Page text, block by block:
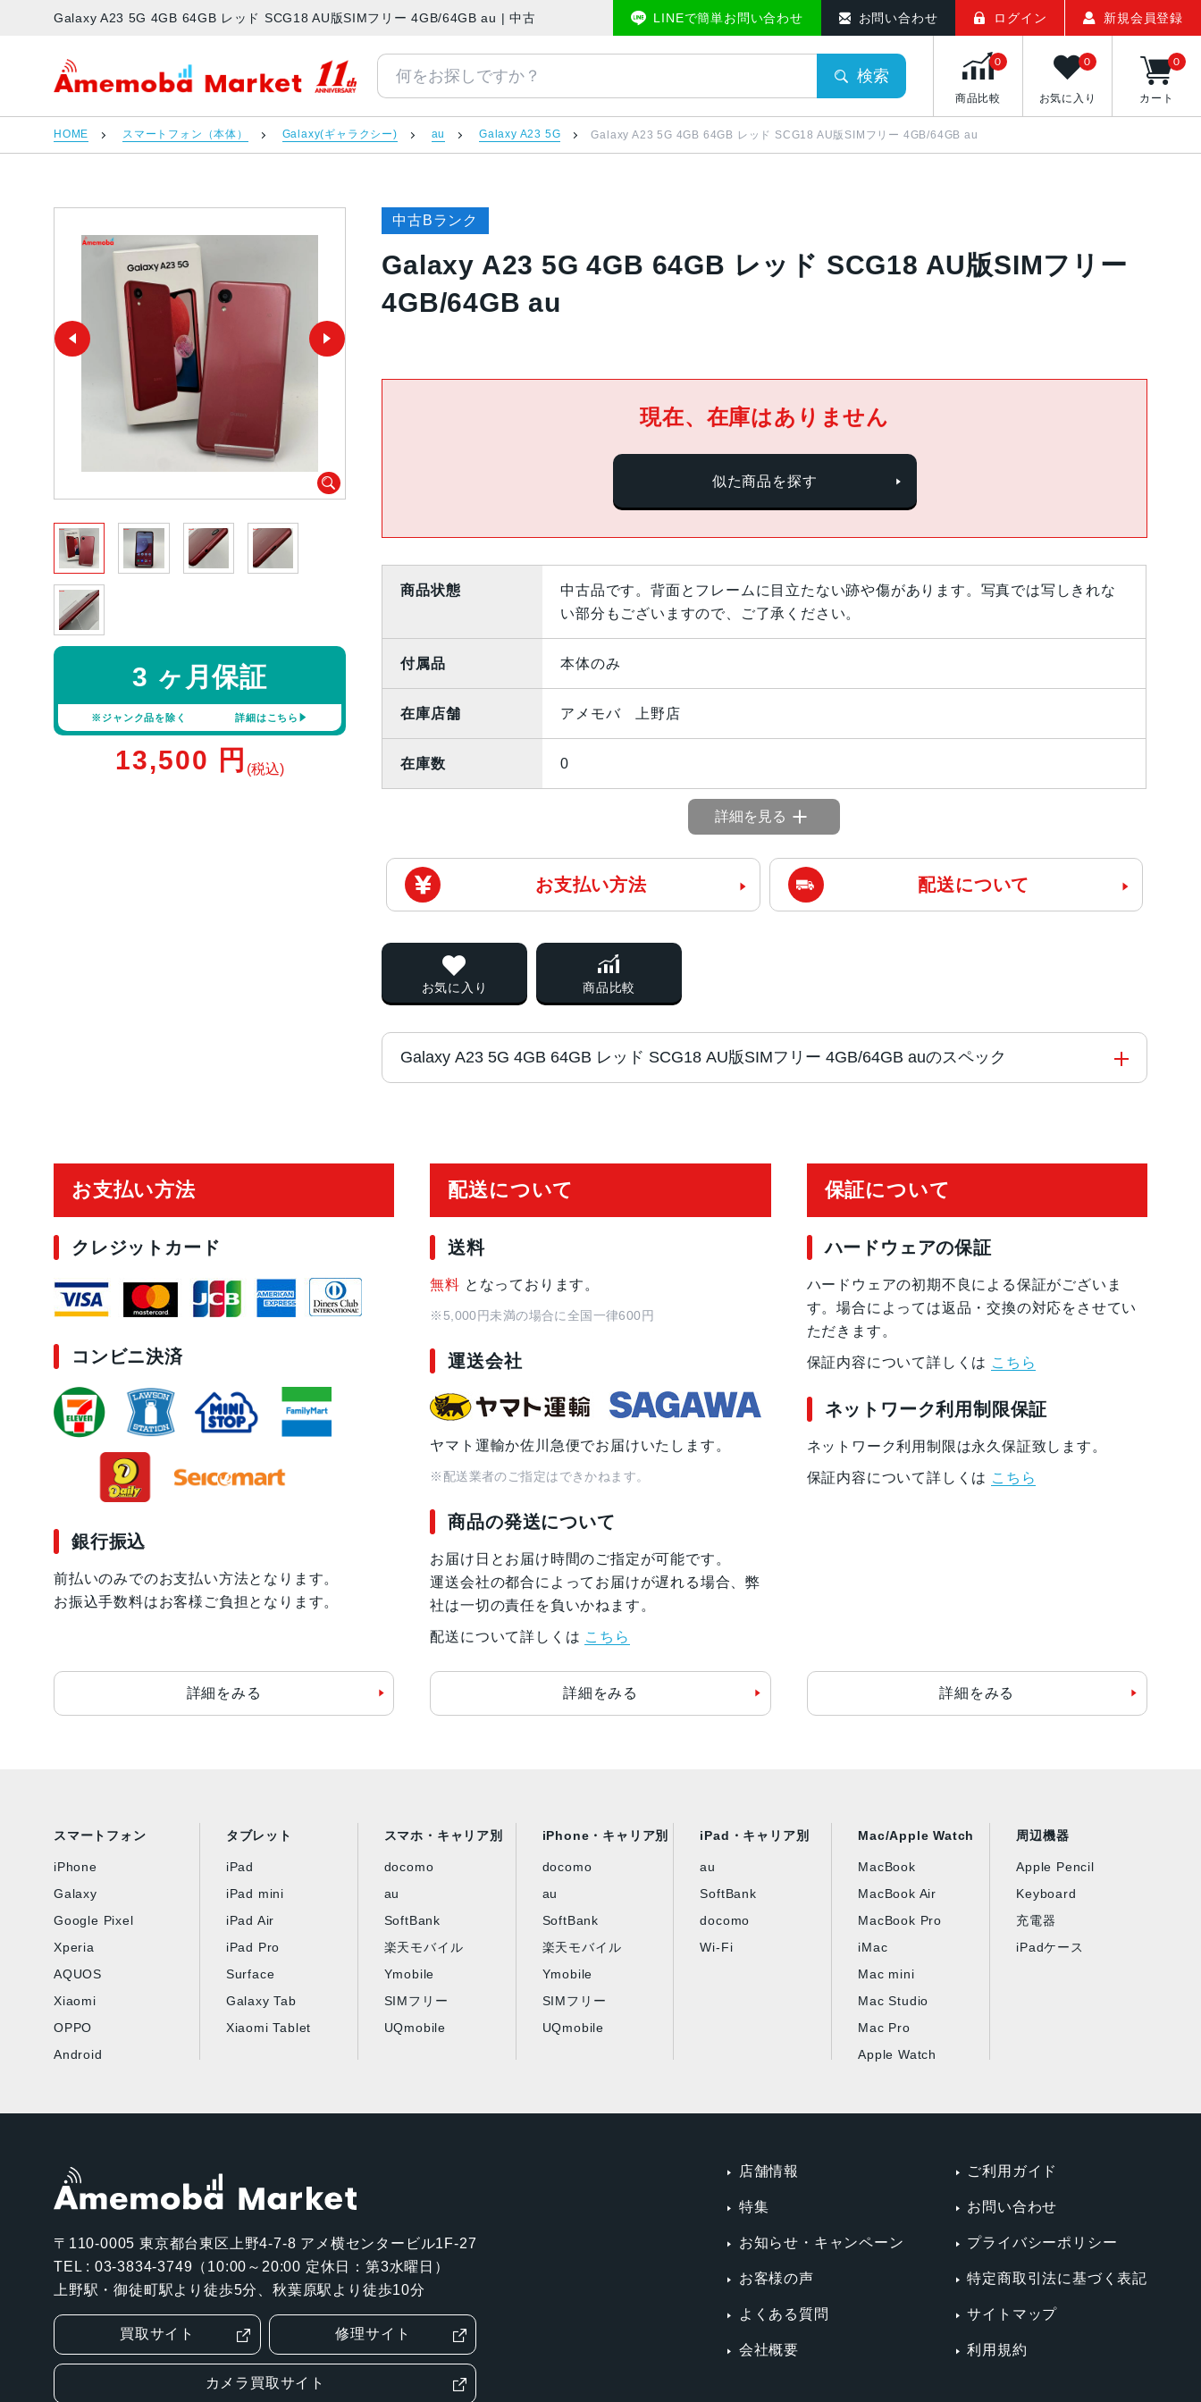
Galaxy A23 5G 4GB 64GB レッド SCG18 AU版SIMフリー 4GB/64GB au | 中古スマホ販売のアメモバマーケット
LINEで簡単お問い合わせ お問い合わせ ログイン 新規会員登録
アメモバマーケット
検索
商品比較
0
お気に入り
0
カート
0
HOME スマートフォン（本体） Galaxy(ギャラクシー) au Galaxy A23 5G Galaxy A23 5G 4GB 64GB レッド SCG18 AU版SIMフリー 4GB/64GB au
中古Bランク
Galaxy A23 5G 4GB 64GB レッド SCG18 AU版SIMフリー
4GB/64GB au
3 ヶ月保証
※ジャンク品を除く 詳細はこちら
13,500 円 (税込)
現在、在庫はありません
似た商品を探す
商品状態
中古品です。背面とフレームに目立たない跡や傷があります。写真では写しきれな
い部分もございますので、ご了承ください。
付属品 本体のみ
在庫店舗 アメモバ 上野店
在庫数 0
詳細を見る
お支払い方法 配送について
お気に入り 商品比較
Galaxy A23 5G 4GB 64GB レッド SCG18 AU版SIMフリー 4GB/64GB auのスペック
ブラック、ホワイト、レッド
サイズ・重さ
アウトカメラ
インカメラ 約500万画素
バッテリー容量 4000ｍAh
発売日 2022年10月27日
お支払い方法
クレジットカード
コンビニ決済
銀行振込
前払いのみでのお支払い方法となります。
お振込手数料はお客様ご負担となります。
詳細をみる
配送について
送料
無料 となっております。
※5,000円未満の場合に全国一律600円
運送会社
ヤマト運輸か佐川急便でお届けいたします。
※配送業者のご指定はできかねます。
商品の発送について
お届け日とお届け時間のご指定が可能です。
運送会社の都合によってお届けが遅れる場合、弊
社は一切の責任を負いかねます。
配送について詳しくは こちら
詳細をみる
保証について
ハードウェアの保証
ハードウェアの初期不良による保証がございま
す。場合によっては返品・交換の対応をさせてい
ただきます。
保証内容について詳しくは こちら
ネットワーク利用制限保証
ネットワーク利用制限は永久保証致します。
保証内容について詳しくは こちら
詳細をみる
スマートフォン
iPhone
Galaxy
Google Pixel
Xperia
AQUOS
Xiaomi
OPPO
Android
タブレット
iPad
iPad mini
iPad Air
iPad Pro
Surface
Galaxy Tab
Xiaomi Tablet
スマホ・キャリア別
docomo
au
SoftBank
楽天モバイル
Ymobile
SIMフリー
UQmobile
iPhone・キャリア別
docomo
au
SoftBank
楽天モバイル
Ymobile
SIMフリー
UQmobile
iPad・キャリア別
au
SoftBank
docomo
Wi-Fi
Mac/Apple Watch
MacBook
MacBook Air
MacBook Pro
iMac
Mac mini
Mac Studio
Mac Pro
Apple Watch
周辺機器
Apple Pencil
Keyboard
充電器
iPadケース
〒110-0005 東京都台東区上野4-7-8 アメ横センタービル1F-27
TEL : 03-3834-3749（10:00～20:00 定休日：第3水曜日）
上野駅・御徒町駅より徒歩5分、秋葉原駅より徒歩10分
買取サイト 修理サイト
カメラ買取サイト
店舗情報
特集
お知らせ・キャンペーン
お客様の声
よくある質問
会社概要
ご利用ガイド
お問い合わせ
プライバシーポリシー
特定商取引法に基づく表記
サイトマップ
利用規約